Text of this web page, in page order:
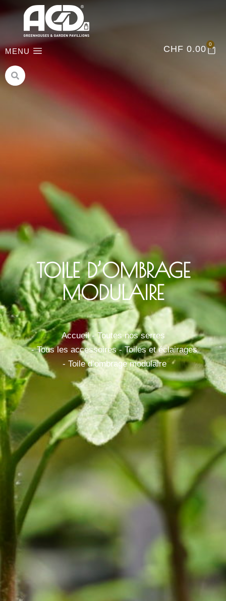
MENU CHF 0.00 0
TOILE D’OMBRAGE
MODULAIRE
Vous êtes ici :Accueil
Toutes nos serres
Tous les accessoires
Toiles et éclairages
Toile d’ombrage modulaire